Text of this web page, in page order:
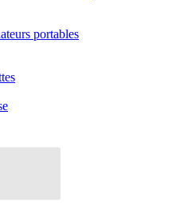
portables